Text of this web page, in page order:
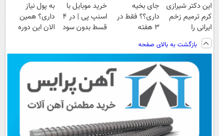
این دکتر شیرازی
کرم ترمیم زخم
ایرانی را
ساخت!!!
جای بخیه
داری؟؟ فقط در
3 هفته
خرید موبایل با
اسنپ پی | در ۴
قسط بدون سود
به پول نیاز
داری؟ همین
الان این دوره
بازگشت به بالای صفحه